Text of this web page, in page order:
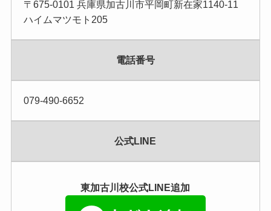
〒675-0101 兵庫県加古川市平岡町新在家1140-11
ハイムマツモト205
電話番号
079-490-6652
公式LINE
東加古川校公式LINE追加